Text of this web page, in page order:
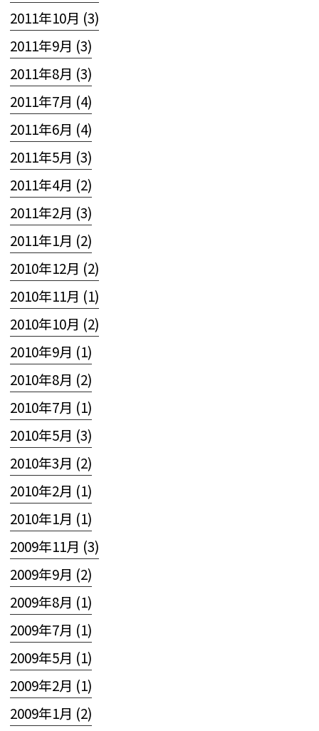
2011年10月 (3)
2011年9月 (3)
2011年8月 (3)
2011年7月 (4)
2011年6月 (4)
2011年5月 (3)
2011年4月 (2)
2011年2月 (3)
2011年1月 (2)
2010年12月 (2)
2010年11月 (1)
2010年10月 (2)
2010年9月 (1)
2010年8月 (2)
2010年7月 (1)
2010年5月 (3)
2010年3月 (2)
2010年2月 (1)
2010年1月 (1)
2009年11月 (3)
2009年9月 (2)
2009年8月 (1)
2009年7月 (1)
2009年5月 (1)
2009年2月 (1)
2009年1月 (2)